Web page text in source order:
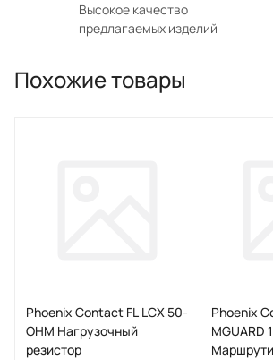
Высокое качество
предлагаемых изделий
Похожие товары
Phoenix Contact FL LCX 50-
OHM Нагрузочный
резистор
Phoenix
MGUARD